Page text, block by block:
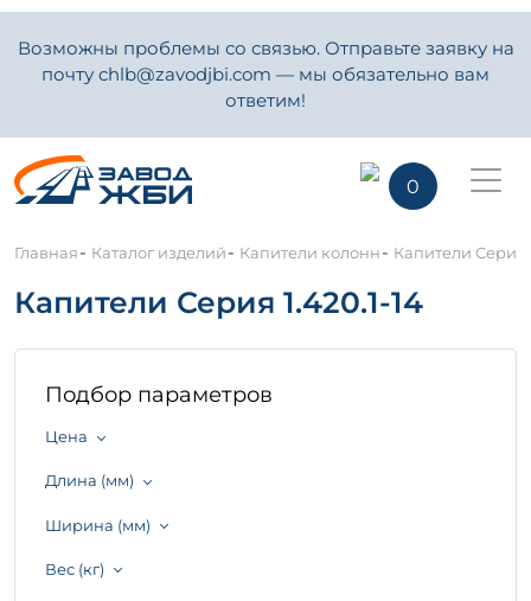
Возможны проблемы со связью. Отправьте заявку на
почту chlb@zavodjbi.com — мы обязательно вам
ответим!
0
Главная- Каталог изделий- Капители колонн- Капители Серия
Капители Серия 1.420.1-14
Подбор параметров
Цена
Длина (мм)
Ширина (мм)
Вес (кг)